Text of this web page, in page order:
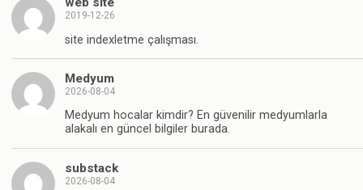
2019-12-26
site indexletme çalışması.
Medyum
2026-08-04
Medyum hocalar kimdir? En güvenilir medyumlarla
alakalı en güncel bilgiler burada.
substack
2026-08-04